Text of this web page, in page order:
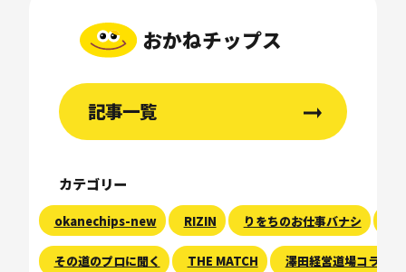
おかねチップス
記事一覧
カテゴリー
okanechips-new RIZIN りをちのお仕事バナシ
その道のプロに聞く THE MATCH 澤田経営道場コラム